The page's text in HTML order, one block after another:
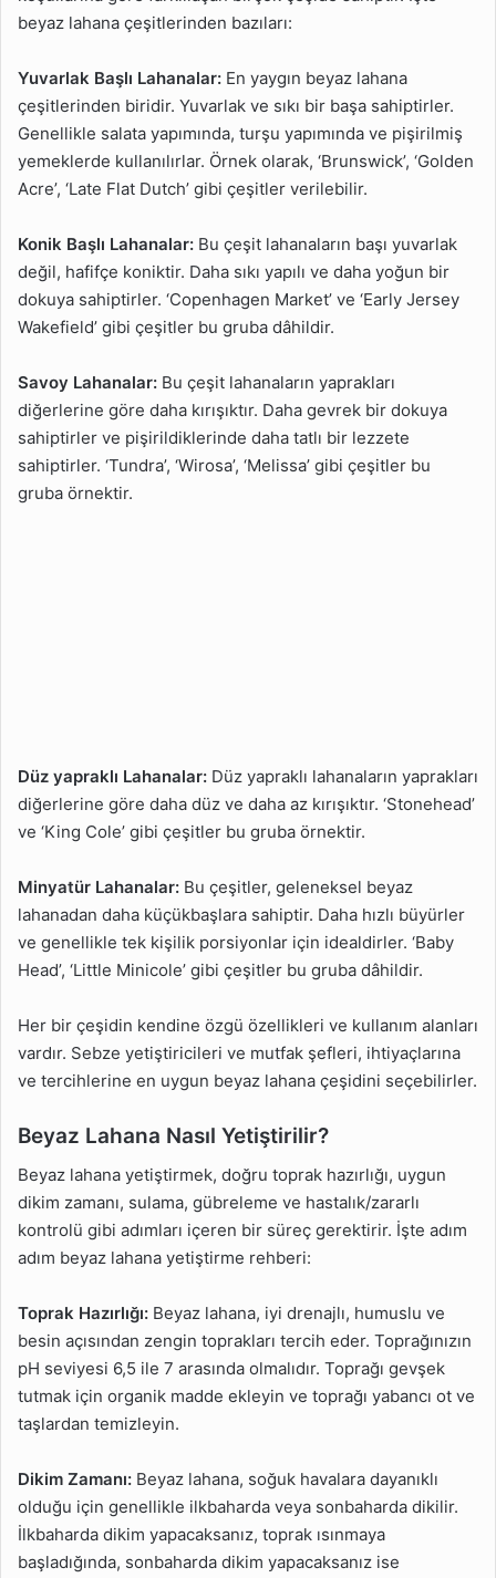
beyaz lahana çeşitlerinden bazıları:
Yuvarlak Başlı Lahanalar: En yaygın beyaz lahana
çeşitlerinden biridir. Yuvarlak ve sıkı bir başa sahiptirler.
Genellikle salata yapımında, turşu yapımında ve pişirilmiş
yemeklerde kullanılırlar. Örnek olarak, ‘Brunswick’, ‘Golden
Acre’, ‘Late Flat Dutch’ gibi çeşitler verilebilir.
Konik Başlı Lahanalar: Bu çeşit lahanaların başı yuvarlak
değil, hafifçe koniktir. Daha sıkı yapılı ve daha yoğun bir
dokuya sahiptirler. ‘Copenhagen Market’ ve ‘Early Jersey
Wakefield’ gibi çeşitler bu gruba dâhildir.
Savoy Lahanalar: Bu çeşit lahanaların yaprakları
diğerlerine göre daha kırışıktır. Daha gevrek bir dokuya
sahiptirler ve pişirildiklerinde daha tatlı bir lezzete
sahiptirler. ‘Tundra’, ‘Wirosa’, ‘Melissa’ gibi çeşitler bu
gruba örnektir.
Düz yapraklı Lahanalar: Düz yapraklı lahanaların yaprakları
diğerlerine göre daha düz ve daha az kırışıktır. ‘Stonehead’
ve ‘King Cole’ gibi çeşitler bu gruba örnektir.
Minyatür Lahanalar: Bu çeşitler, geleneksel beyaz
lahanadan daha küçükbaşlara sahiptir. Daha hızlı büyürler
ve genellikle tek kişilik porsiyonlar için idealdirler. ‘Baby
Head’, ‘Little Minicole’ gibi çeşitler bu gruba dâhildir.
Her bir çeşidin kendine özgü özellikleri ve kullanım alanları
vardır. Sebze yetiştiricileri ve mutfak şefleri, ihtiyaçlarına
ve tercihlerine en uygun beyaz lahana çeşidini seçebilirler.
Beyaz Lahana Nasıl Yetiştirilir?
Beyaz lahana yetiştirmek, doğru toprak hazırlığı, uygun
dikim zamanı, sulama, gübreleme ve hastalık/zararlı
kontrolü gibi adımları içeren bir süreç gerektirir. İşte adım
adım beyaz lahana yetiştirme rehberi:
Toprak Hazırlığı: Beyaz lahana, iyi drenajlı, humuslu ve
besin açısından zengin toprakları tercih eder. Toprağınızın
pH seviyesi 6,5 ile 7 arasında olmalıdır. Toprağı gevşek
tutmak için organik madde ekleyin ve toprağı yabancı ot ve
taşlardan temizleyin.
Dikim Zamanı: Beyaz lahana, soğuk havalara dayanıklı
olduğu için genellikle ilkbaharda veya sonbaharda dikilir.
İlkbaharda dikim yapacaksanız, toprak ısınmaya
başladığında, sonbaharda dikim yapacaksanız ise